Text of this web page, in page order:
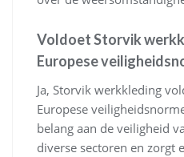
Voldoet Storvik
Europese
Ja, Storvik werkkleding
Europese
belang aan de veiligheid
diverse sectoren en zorgt